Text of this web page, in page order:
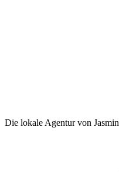
Die lokale Agentur von Jasmin